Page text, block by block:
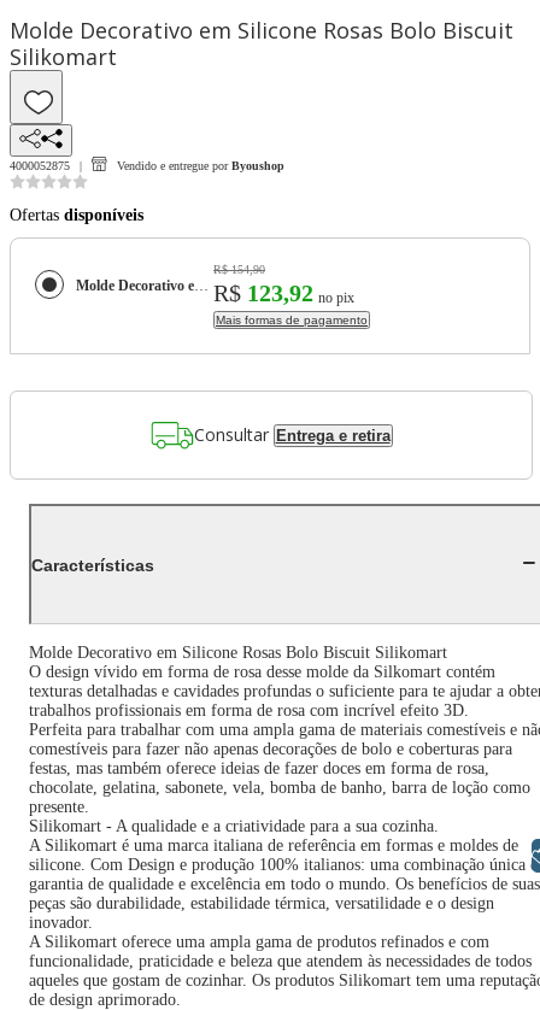
Molde Decorativo em Silicone Rosas Bolo Biscuit
Silikomart
4000052875 Vendido e entregue por Byoushop
Ofertas disponíveis
Molde Decorativo em Silicone Rosas Bolo Biscuit Silikomart
R$ 154,90
R$ 123,92 no pix
Mais formas de pagamento
Consultar Entrega e retira
Características
Molde Decorativo em Silicone Rosas Bolo Biscuit Silikomart
O design vívido em forma de rosa desse molde da Silkomart contém
texturas detalhadas e cavidades profundas o suficiente para te ajudar a
trabalhos profissionais em forma de rosa com incrível efeito 3D.
Perfeita para trabalhar com uma ampla gama de materiais comestíveis e
comestíveis para fazer não apenas decorações de bolo e coberturas para
festas, mas também oferece ideias de fazer doces em forma de rosa,
chocolate, gelatina, sabonete, vela, bomba de banho, barra de loção como
presente.
Silikomart - A qualidade e a criatividade para a sua cozinha.
A Silikomart é uma marca italiana de referência em formas e moldes de
silicone. Com Design e produção 100% italianos: uma combinação única e
garantia de qualidade e excelência em todo o mundo. Os benefícios de suas
peças são durabilidade, estabilidade térmica, versatilidade e o design
inovador.
A Silikomart oferece uma ampla gama de produtos refinados e com
funcionalidade, praticidade e beleza que atendem às necessidades de todos
aqueles que gostam de cozinhar. Os produtos Silikomart tem uma
de design aprimorado.
Libras